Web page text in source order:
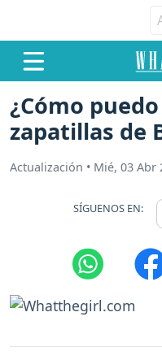
¿Cómo
zapatillas de
Actualización • Mié, 03 Abr
SÍGUENOS EN: